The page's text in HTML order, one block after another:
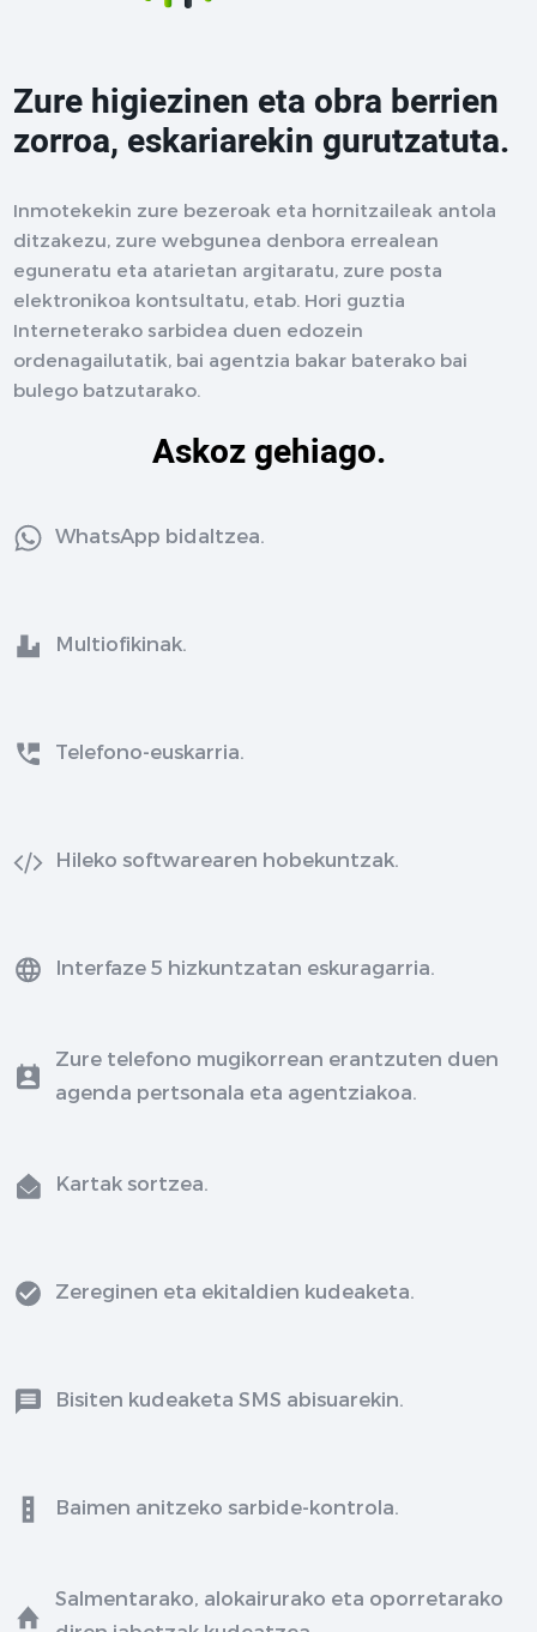
Zure higiezinen eta obra berrien
zorroa, eskariarekin gurutzatuta.
Inmotekekin zure bezeroak eta hornitzaileak antola
ditzakezu, zure webgunea denbora errealean
eguneratu eta atarietan argitaratu, zure posta
elektronikoa kontsultatu, etab. Hori guztia
Interneterako sarbidea duen edozein
ordenagailutatik, bai agentzia bakar baterako bai
bulego batzutarako.
Askoz gehiago.
WhatsApp bidaltzea.
Multiofikinak.
Telefono-euskarria.
Hileko softwarearen hobekuntzak.
Interfaze 5 hizkuntzatan eskuragarria.
Zure telefono mugikorrean erantzuten duen
agenda pertsonala eta agentziakoa.
Kartak sortzea.
Zereginen eta ekitaldien kudeaketa.
Bisiten kudeaketa SMS abisuarekin.
Baimen anitzeko sarbide-kontrola.
Salmentarako, alokairurako eta oporretarako